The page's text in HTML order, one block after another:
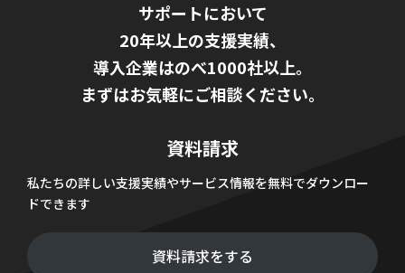
サポートにおいて
20年以上の支援実績、
導入企業はのべ1000社以上。
まずはお気軽にご相談ください。
資料請求
私たちの詳しい支援実績やサービス情報を無料でダウンロー
ドできます
資料請求をする